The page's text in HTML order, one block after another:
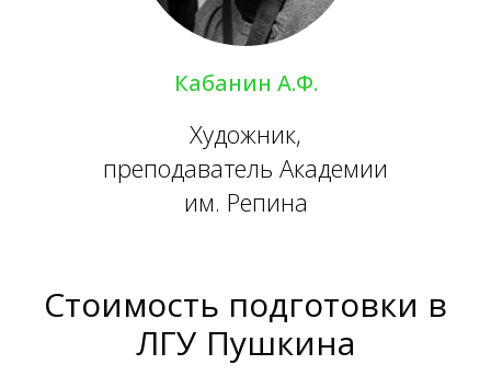
Кабанин А.Ф.
Художник,
преподаватель Академии
им. Репина
Стоимость подготовки в
ЛГУ Пушкина